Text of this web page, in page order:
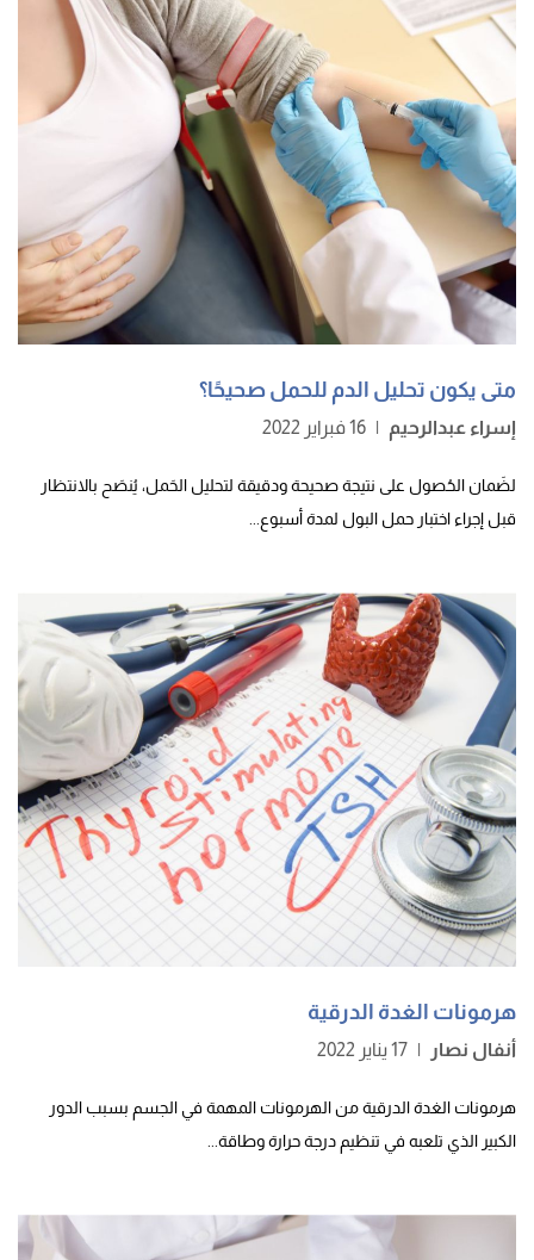
verywellhealth, Retrieved 17/1/2022. Edited.
متى يكون تحليل الدم للحمل صحيحًا؟
إسراء عبدالرحيم | 16 فبراير 2022
لضَمان الحُصول على نتيجة صحيحة ودقيقة لتحليل الحَمل، يُنصَح بالانتظار
قبل إجراء اختبار حمل البول لمدة أسبوع...
هرمونات الغدة الدرقية
أنفال نصار | 17 يناير 2022
هرمونات الغدة الدرقية من الهرمونات المهمة في الجسم بسبب الدور
الكبير الذي تلعبه في تنظيم درجة حرارة وطاقة...